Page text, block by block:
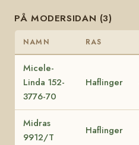
PÅ MODERSIDAN (3)
NAMN RAS
Micele-
Linda 152-
3776-70
Haflinger
Midras
9912/T
Haflinger